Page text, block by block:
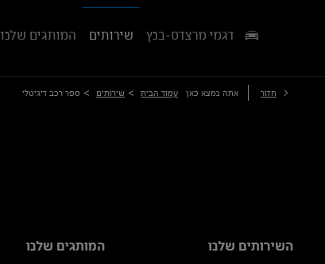
דגמי מרצדס-בנץ שירותים המותגים שלנו
חזור אתה נמצא כאן עמוד הבית > שירותים > ספר רכב דיגיטלי
השירותים שלנו המותגים שלנו